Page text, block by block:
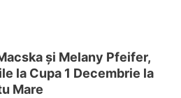
și Melany Pfeifer,
la Cupa 1 Decembrie la
Mare